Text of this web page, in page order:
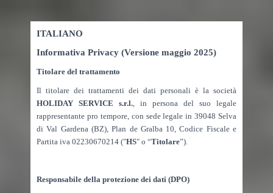
ITALIANO
Informativa Privacy (Versione maggio 2025)
Titolare del trattamento
Il titolare dei trattamenti dei dati personali è la società
HOLIDAY SERVICE s.r.l., in persona del suo legale
rappresentante pro tempore, con sede legale in 39048 Selva
di Val Gardena (BZ), Plan de Gralba 10, Codice Fiscale e
Partita iva 02230670214 ("HS" o “Titolare”).
Responsabile della protezione dei dati (DPO)